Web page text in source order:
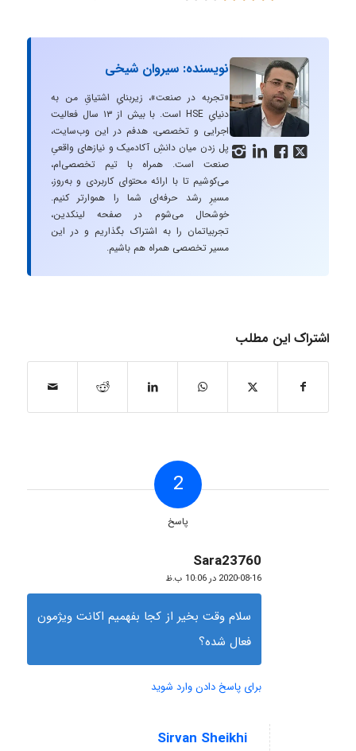
   
نویسنده: سیروان شیخی
«تجربه در صنعت»، زیربنایِ اشتیاقِ من به
دنیایِ HSE است. با بیش از ۱۳ سال فعالیت
اجرایی و تخصصی، هدفم در این وب‌سایت،
پل زدن میان دانشِ آکادمیک و نیازهای واقعیِ
صنعت است. همراه با تیم تخصصی‌ام،
می‌کوشیم تا با ارائه محتوای کاربردی و به‌روز،
مسیرِ رشد حرفه‌ای شما را هموارتر کنیم.
خوشحال می‌شوم در صفحه لینکدین،
تجربیاتمان را به اشتراک بگذاریم و در این
مسیر تخصصی همراه هم باشیم.
اشتراک این مطلب
2
پاسخ
Sara23760
گفته:
2020-08-16 در 10:06 ب.ظ
سلام وقت بخیر از کجا بفهمیم اکانت ویژمون
فعال شده؟
برای پاسخ دادن وارد شوید
Sirvan Sheikhi